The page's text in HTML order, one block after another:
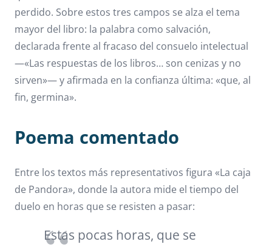
perdido. Sobre estos tres campos se alza el tema
mayor del libro: la palabra como salvación,
declarada frente al fracaso del consuelo intelectual
—«Las respuestas de los libros… son cenizas y no
sirven»— y afirmada en la confianza última: «que, al
fin, germina».
Poema comentado
Entre los textos más representativos figura «La caja
de Pandora», donde la autora mide el tiempo del
duelo en horas que se resisten a pasar:
Estas pocas horas, que se